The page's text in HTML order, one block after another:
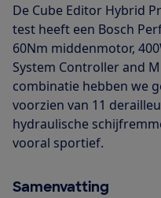
De Cube Editor Hybrid
test heeft een Bosch
60Nm middenmotor,
System Controller and
combinatie hebben we
voorzien van 11
hydraulische
vooral sportief.
Samenvatting